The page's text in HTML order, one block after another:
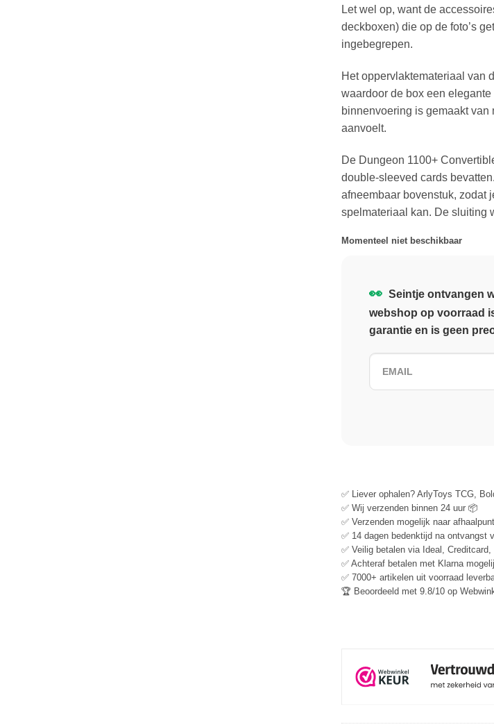
Let wel op, want de
deckboxen) die op de foto’s
ingebegrepen.
Het oppervlaktemateriaal van
waardoor de box een
binnenvoering is gemaakt van
aanvoelt.
De Dungeon 1100+
double-sleeved cards
afneembaar bovenstuk, zodat
spelmateriaal kan. De sluiting
Momenteel niet beschikbaar
👀 Seintje ontvangen
webshop op voorraad
garantie en is geen
✅ Liever ophalen? ArlyToys TCG,
✅ Wij verzenden binnen 24 uur 📦
✅ Verzenden mogelijk naar
✅ 14 dagen bedenktijd na ontvangst
✅ Veilig betalen via Ideal,
✅ Achteraf betalen met Klarna
✅ 7000+ artikelen uit voorraad
🏆 Beoordeeld met 9.8/10 op